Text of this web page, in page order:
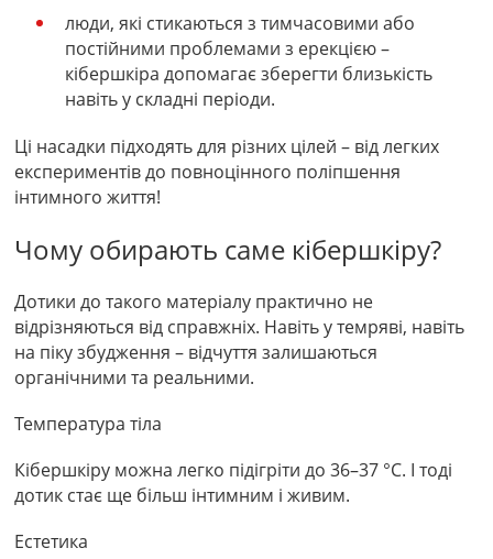
люди, які стикаються з тимчасовими або
постійними проблемами з ерекцією –
кібершкіра допомагає зберегти близькість
навіть у складні періоди.
Ці насадки підходять для різних цілей – від легких
експериментів до повноцінного поліпшення
інтимного життя!
Чому обирають саме кібершкіру?
Дотики до такого матеріалу практично не
відрізняються від справжніх. Навіть у темряві, навіть
на піку збудження – відчуття залишаються
органічними та реальними.
Температура тіла
Кібершкіру можна легко підігріти до 36–37 °C. І тоді
дотик стає ще більш інтимним і живим.
Естетика